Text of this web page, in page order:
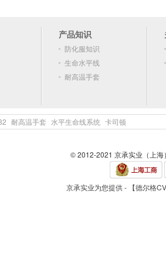
产品知识
防化服知识
生命水平线
耐高温手套
耐高温手套 水平生命线系统 卡司顿
© 2012-2021 京承实业（上
京承实业为您提供 - 【德尔格